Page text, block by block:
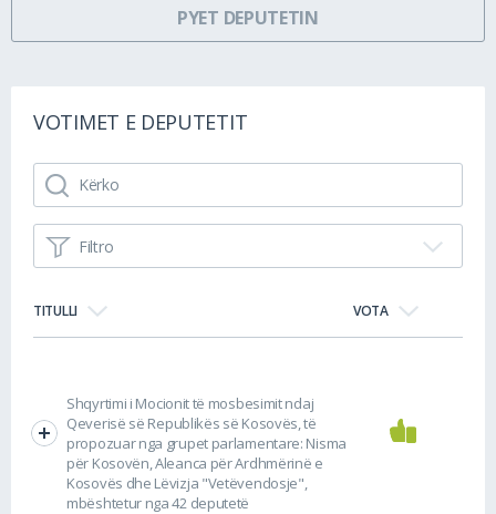
PYET DEPUTETIN
VOTIMET E DEPUTETIT
Filtro
TITULLI VOTA
Shqyrtimi i Mocionit të mosbesimit ndaj
Qeverisë së Republikës së Kosovës, të
propozuar nga grupet parlamentare: Nisma
për Kosovën, Aleanca për Ardhmërinë e
Kosovës dhe Lëvizja "Vetëvendosje",
mbështetur nga 42 deputetë